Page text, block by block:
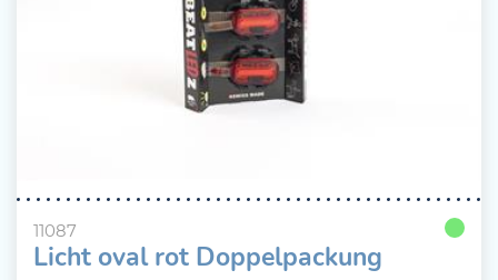
11087
Licht oval rot Doppelpackung